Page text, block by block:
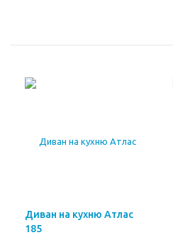
Диван на кухню Атлас
185